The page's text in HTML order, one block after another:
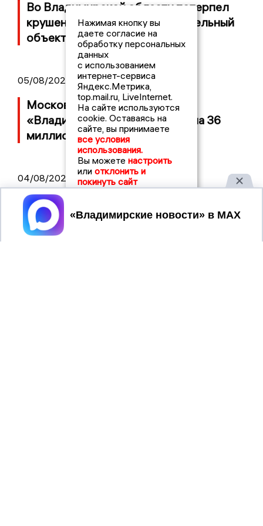
Во Владимирской области потерпел
крушение неопознанный летательный
объект
05/08/2026 08:30
Московский ЧОП подал иск к
«Владимирскому стандарту» на 36
миллионов рублей
04/08/2026 15:40
Дело застройщика ЖК «Поколение»
ООО «Капитал Строй» передали в суд
Нажимая кнопку вы
даете согласие на
обработку персональных
данных
с использованием
интернет-сервиса
Яндекс.Метрика,
top.mail.ru, LiveInternet.
На сайте используются
cookie. Оставаясь на
сайте, вы принимаете
все условия
использования.
Вы можете настроить
или отклонить и
покинуть сайт
Принять